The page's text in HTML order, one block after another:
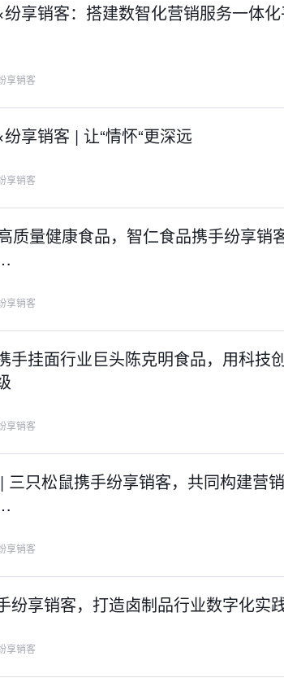
享销客：搭建数智化营销服务一体
享销客
享销客 | 让“情怀“更深远
享销客
质量健康食品，智仁食品携手纷享销
享销客
手挂面行业巨头陈克明食品，用科技
享销客
三只松鼠携手纷享销客，共同构建营
享销客
纷享销客，打造卤制品行业数字化实
享销客